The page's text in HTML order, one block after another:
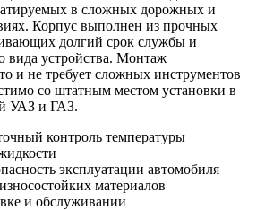
в сложных дорожных и
Корпус выполнен из прочных
долгий срок службы и
вида устройства. Монтаж
и не требует сложных инструментов
со штатным местом установки в
УАЗ и ГАЗ.
контроль температуры
эксплуатации автомобиля
материалов
и обслуживании